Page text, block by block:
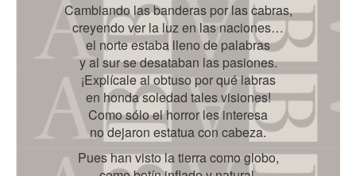
Cambiando las banderas por las cabras,
creyendo ver la luz en las naciones…
el norte estaba lleno de palabras
y al sur se desataban las pasiones.
¡Explícale al obtuso por qué labras
en honda soledad tales visiones!
Como sólo el horror les interesa
no dejaron estatua con cabeza.
Pues han visto la tierra como globo,